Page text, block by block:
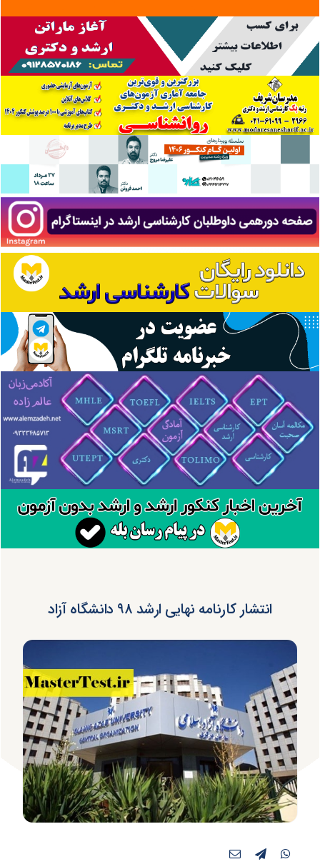
انتشار کارنامه نهایی ارشد ۹۸ دانشگاه آزاد